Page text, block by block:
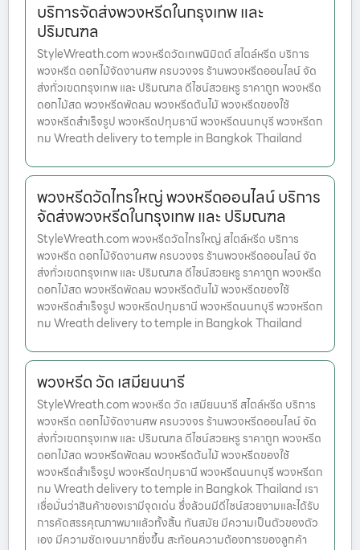
บริการจัดส่งพวงหรีดในกรุงเทพ และ
ปริมณฑล
StyleWreath.com พวงหรีดวัดเทพนิมิตต์ สไตล์หรีด บริการ
พวงหรีด ดอกไม้จัดงานศพ ครบวงจร ร้านพวงหรีดออนไลน์ จัด
ส่งทั่วเขตกรุงเทพ และ ปริมณฑล ดีไซน์สวยหรู ราคาถูก พวงหรีด
ดอกไม้สด พวงหรีดพัดลม พวงหรีดต้นไม้ พวงหรีดของใช้
พวงหรีดสำเร็จรูป พวงหรีดปทุมธานี พวงหรีดนนทบุรี พวงหรีดก
ทม Wreath delivery to temple in Bangkok Thailand
พวงหรีดวัดไทรใหญ่ พวงหรีดออนไลน์ บริการ
จัดส่งพวงหรีดในกรุงเทพ และ ปริมณฑล
StyleWreath.com พวงหรีดวัดไทรใหญ่ สไตล์หรีด บริการ
พวงหรีด ดอกไม้จัดงานศพ ครบวงจร ร้านพวงหรีดออนไลน์ จัด
ส่งทั่วเขตกรุงเทพ และ ปริมณฑล ดีไซน์สวยหรู ราคาถูก พวงหรีด
ดอกไม้สด พวงหรีดพัดลม พวงหรีดต้นไม้ พวงหรีดของใช้
พวงหรีดสำเร็จรูป พวงหรีดปทุมธานี พวงหรีดนนทบุรี พวงหรีดก
ทม Wreath delivery to temple in Bangkok Thailand
พวงหรีด วัด เสมียนนารี
StyleWreath.com พวงหรีด วัด เสมียนนารี สไตล์หรีด บริการ
พวงหรีด ดอกไม้จัดงานศพ ครบวงจร ร้านพวงหรีดออนไลน์ จัด
ส่งทั่วเขตกรุงเทพ และ ปริมณฑล ดีไซน์สวยหรู ราคาถูก พวงหรีด
ดอกไม้สด พวงหรีดพัดลม พวงหรีดต้นไม้ พวงหรีดของใช้
พวงหรีดสำเร็จรูป พวงหรีดปทุมธานี พวงหรีดนนทบุรี พวงหรีดก
ทม Wreath delivery to temple in Bangkok Thailand เรา
เชื่อมั่นว่าสินค้าของเรามีจุดเด่น ซึ่งล้วนมีดีไซน์สวยงามและได้รับ
การคัดสรรคุณภาพมาแล้วทั้งสิ้น ทันสมัย มีความเป็นตัวของตัว
เอง มีความชัดเจนมากยิ่งขึ้น สะท้อนความต้องการของลูกค้า